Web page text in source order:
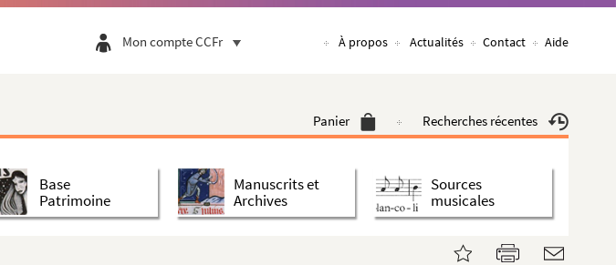
Mon compte CCFr À propos Actualités Contact Aide
Panier Recherches récentes
Base
Patrimoine
Manuscrits et
Archives
Sources
musicales